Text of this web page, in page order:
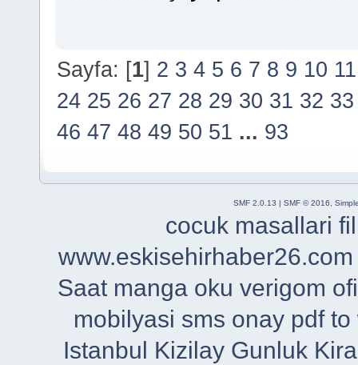
Sayfa: [1] 2 3 4 5 6 7 8 9 10 11
24 25 26 27 28 29 30 31 32 33
46 47 48 49 50 51 ... 93
SMF 2.0.13 | SMF © 2016
cocuk masallari
www.eskisehirhaber26.com
Saat manga oku verigom
mobilyasi sms onay pdf
Istanbul Kizilay Gunluk